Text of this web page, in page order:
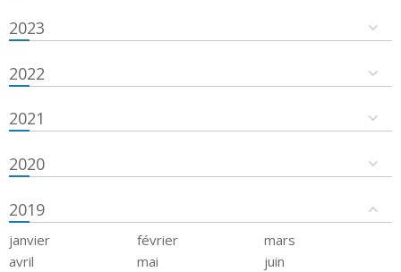
2023
2022
2021
2020
2019
janvier février
mars
avril
mai
juin